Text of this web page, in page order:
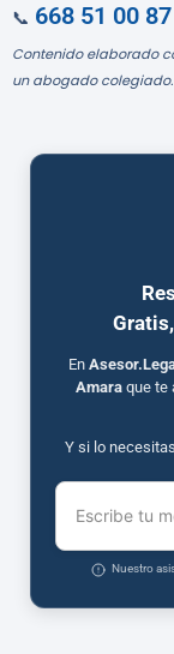
📞 668 51 00 87
Contenido elaborado
un abogado colegiado.
En
Amaraque te
Y si lo
Escribe tu
Nuestro